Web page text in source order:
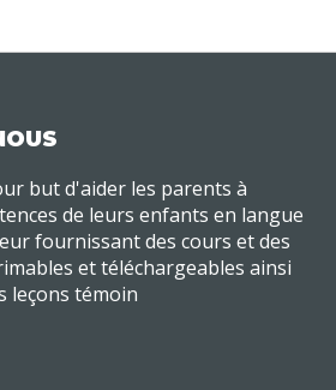
but d'aider les parents à
de leurs enfants en langue
fournissant des cours et des
et téléchargeables ainsi
leçons témoin